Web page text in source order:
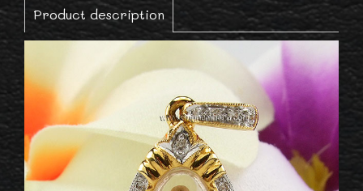
Product description